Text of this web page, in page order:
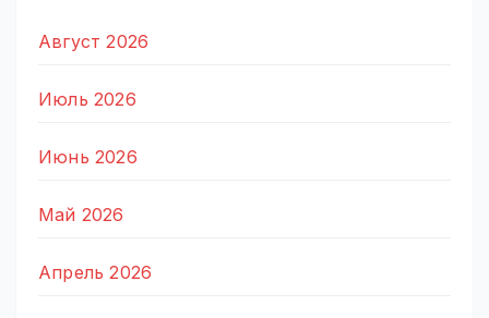
Август 2026
Июль 2026
Июнь 2026
Май 2026
Апрель 2026